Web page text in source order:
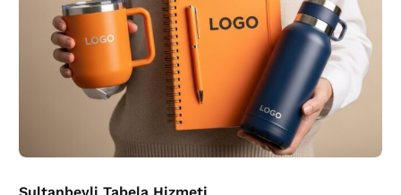
Sultanbeyli Tabela Hizmeti